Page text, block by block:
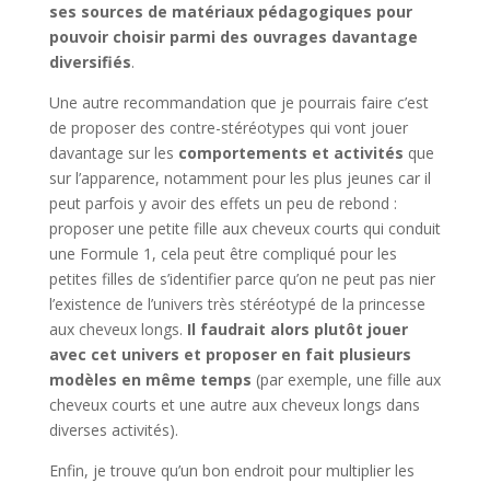
ses sources de matériaux pédagogiques pour
pouvoir choisir parmi des ouvrages davantage
diversifiés.
Une autre recommandation que je pourrais faire c’est
de proposer des contre-stéréotypes qui vont jouer
davantage sur les comportements et activités que
sur l’apparence, notamment pour les plus jeunes car il
peut parfois y avoir des effets un peu de rebond :
proposer une petite fille aux cheveux courts qui conduit
une Formule 1, cela peut être compliqué pour les
petites filles de s’identifier parce qu’on ne peut pas nier
l’existence de l’univers très stéréotypé de la princesse
aux cheveux longs. Il faudrait alors plutôt jouer
avec cet univers et proposer en fait plusieurs
modèles en même temps (par exemple, une fille aux
cheveux courts et une autre aux cheveux longs dans
diverses activités).
Enfin, je trouve qu’un bon endroit pour multiplier les